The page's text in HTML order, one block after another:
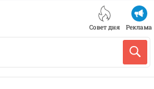
Совет дня Реклама